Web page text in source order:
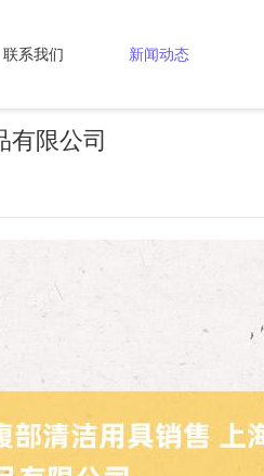
联系我们 新闻动态
有限公司